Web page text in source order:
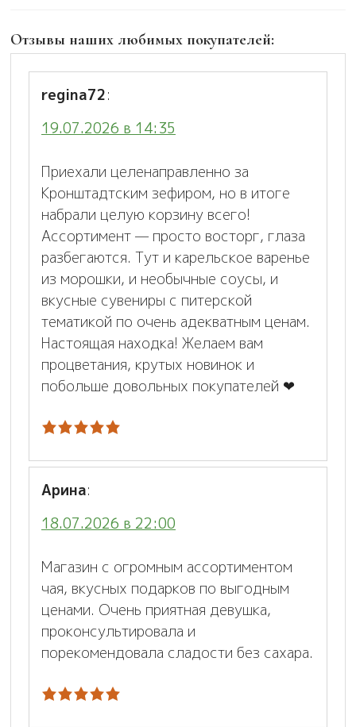
Отзывы наших любимых покупателей:
regina72:
19.07.2026 в 14:35
Приехали целенаправленно за
Кронштадтским зефиром, но в итоге
набрали целую корзину всего!
Ассортимент — просто восторг, глаза
разбегаются. Тут и карельское варенье
из морошки, и необычные соусы, и
вкусные сувениры с питерской
тематикой по очень адекватным ценам.
Настоящая находка! Желаем вам
процветания, крутых новинок и
побольше довольных покупателей ❤
Арина:
18.07.2026 в 22:00
Магазин с огромным ассортиментом
чая, вкусных подарков по выгодным
ценами. Очень приятная девушка,
проконсультировала и
порекомендовала сладости без сахара.